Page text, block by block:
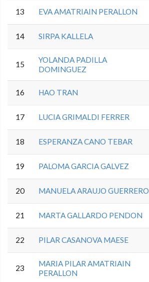
13 EVA AMATRIAIN PERALLON
14 SIRPA KALLELA
15
YOLANDA PADILLA
DOMINGUEZ
16 HAO TRAN
17 LUCIA GRIMALDI FERRER
18 ESPERANZA CANO TEBAR
19 PALOMA GARCIA GALVEZ
20 MANUELA ARAUJO GUERRERO
21 MARTA GALLARDO PENDON
22 PILAR CASANOVA MAESE
23
MARIA PILAR AMATRIAIN
PERALLON